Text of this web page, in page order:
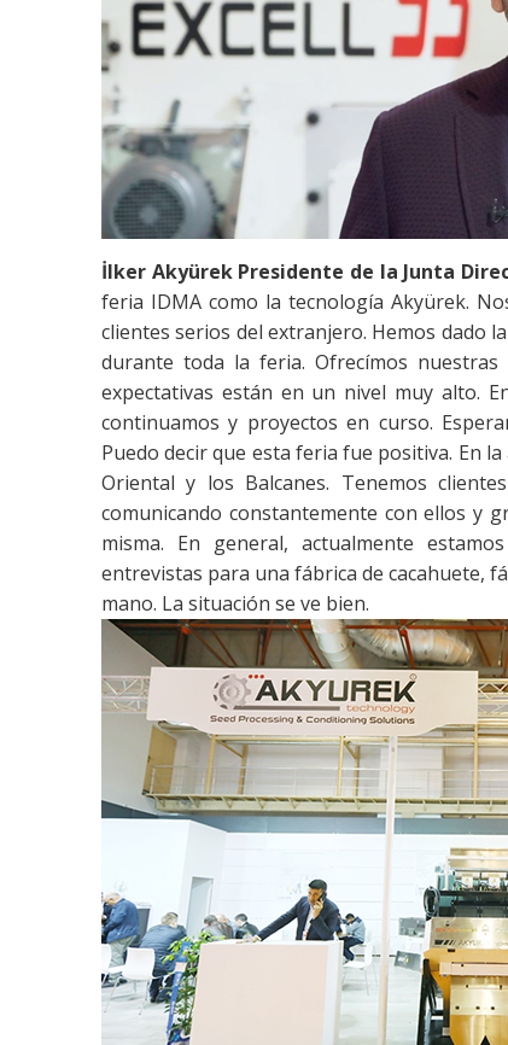
İlker Akyürek Presidente de la Junta
feria IDMA como la tecnología Akyürek.
clientes serios del extranjero. Hemos dado
durante toda la feria. Ofrecímos nuestras
expectativas están en un nivel muy alto.
continuamos y proyectos en curso.
Puedo decir que esta feria fue positiva. En
Oriental y los Balcanes. Tenemos
comunicando constantemente con ellos y
misma. En general, actualmente
entrevistas para una fábrica de cacahuete,
mano. La situación se ve bien.